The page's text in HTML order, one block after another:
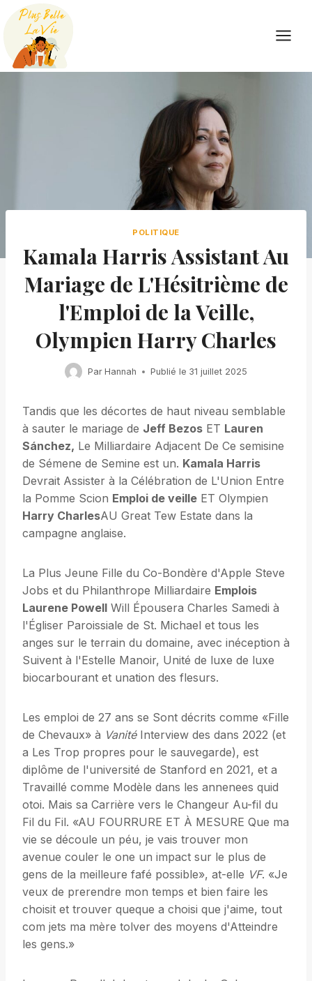
Skip
content
POLITIQUE
Kamala Harris Assistant Au
Mariage de L'Hésitrième de
l'Emploi de la Veille,
Olympien Harry Charles
Par Hannah Publié le 31 juillet 2025
Tandis que les décortes de haut niveau semblable
à sauter le mariage de Jeff Bezos ET Lauren
Sánchez, Le Milliardaire Adjacent De Ce semisine
de Sémene de Semine est un. Kamala Harris
Devrait Assister à la Célébration de L'Union Entre
la Pomme Scion Emploi de veille ET Olympien
Harry CharlesAU Great Tew Estate dans la
campagne anglaise.
La Plus Jeune Fille du Co-Bondère d'Apple Steve
Jobs et du Philanthrope Milliardaire Emplois
Laurene Powell Will Épousera Charles Samedi à
l'Égliser Paroissiale de St. Michael et tous les
anges sur le terrain du domaine, avec inéception à
Suivent à l'Estelle Manoir, Unité de luxe de luxe
biocarbourant et unation des flesurs.
Les emploi de 27 ans se Sont décrits comme «Fille
de Chevaux» à VanitéInterview des dans 2022 (et
a Les Trop propres pour le sauvegarde), est
diplôme de l'université de Stanford en 2021, et a
Travaillé comme Modèle dans les annenees quid
otoi. Mais sa Carrière vers le Changeur Au-fil du
Fil du Fil. «AU FOURRURE ET À MESURE Que ma
vie se découle un péu, je vais trouver mon
avenue couler le one un impact sur le plus de
gens de la meilleure fafé possible», at-elle VF. «Je
veux de prerendre mon temps et bien faire les
choisit et trouver queque a choisi que j'aime, tout
com jets ma mère tolver des moyens d'Atteindre
les gens.»